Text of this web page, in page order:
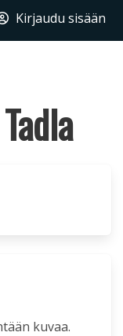
Kirjaudu sisään
kuvaa.